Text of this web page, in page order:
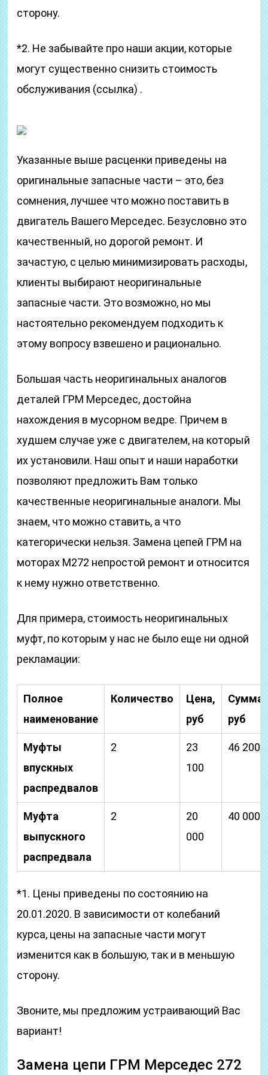
сторону.
*2. Не забывайте про наши акции, которые
могут существенно снизить стоимость
обслуживания (сcылка) .
Указанные выше расценки приведены на
оригинальные запасные части – это, без
сомнения, лучшее что можно поставить в
двигатель Вашего Мерседес. Безусловно это
качественный, но дорогой ремонт. И
зачастую, с целью минимизировать расходы,
клиенты выбирают неоригинальные
запасные части. Это возможно, но мы
настоятельно рекомендуем подходить к
этому вопросу взвешено и рационально.
Большая часть неоригинальных аналогов
деталей ГРМ Мерседес, достойна
нахождения в мусорном ведре. Причем в
худшем случае уже с двигателем, на который
их установили. Наш опыт и наши наработки
позволяют предложить Вам только
качественные неоригинальные аналоги. Мы
знаем, что можно ставить, а что
категорически нельзя. Замена цепей ГРМ на
моторах М272 непростой ремонт и относится
к нему нужно ответственно.
Для примера, стоимость неоригинальных
муфт, по которым у нас не было еще ни одной
рекламации:
Полное
наименование
Количество
Цена,
руб
Сумма,
руб
Муфты
впускных
распредвалов
2
23
100
46 200
Муфта
выпускного
распредвала
2
20
000
40 000
*1. Цены приведены по состоянию на
20.01.2020. В зависимости от колебаний
курса, цены на запасные части могут
изменится как в большую, так и в меньшую
сторону.
Звоните, мы предложим устраивающий Вас
вариант!
Замена цепи ГРМ Мерседес 272